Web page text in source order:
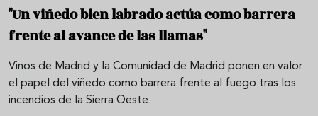
"Un viñedo bien labrado actúa como barrera
frente al avance de las llamas"
Vinos de Madrid y la Comunidad de Madrid ponen en valor
el papel del viñedo como barrera frente al fuego tras los
incendios de la Sierra Oeste.